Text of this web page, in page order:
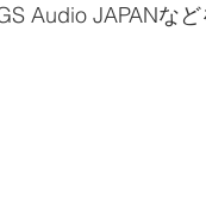
Audio JAPANな